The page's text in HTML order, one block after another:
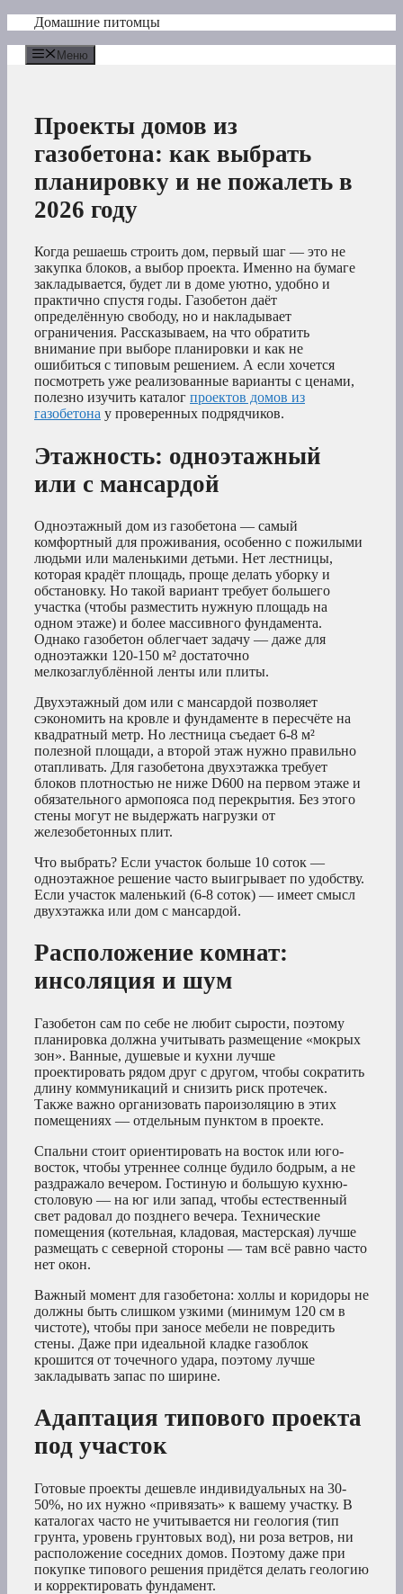
Перейти
содержимому
Домашние питомцы
Меню
Проекты домов из
газобетона: как выбрать
планировку и не пожалеть в
2026 году
Когда решаешь строить дом, первый шаг — это не
закупка блоков, а выбор проекта. Именно на бумаге
закладывается, будет ли в доме уютно, удобно и
практично спустя годы. Газобетон даёт
определённую свободу, но и накладывает
ограничения. Рассказываем, на что обратить
внимание при выборе планировки и как не
ошибиться с типовым решением. А если хочется
посмотреть уже реализованные варианты с ценами,
полезно изучить каталог проектов домов из
газобетона у проверенных подрядчиков.
Этажность: одноэтажный
или с мансардой
Одноэтажный дом из газобетона — самый
комфортный для проживания, особенно с пожилыми
людьми или маленькими детьми. Нет лестницы,
которая крадёт площадь, проще делать уборку и
обстановку. Но такой вариант требует большего
участка (чтобы разместить нужную площадь на
одном этаже) и более массивного фундамента.
Однако газобетон облегчает задачу — даже для
одноэтажки 120-150 м² достаточно
мелкозаглублённой ленты или плиты.
Двухэтажный дом или с мансардой позволяет
сэкономить на кровле и фундаменте в пересчёте на
квадратный метр. Но лестница съедает 6-8 м²
полезной площади, а второй этаж нужно правильно
отапливать. Для газобетона двухэтажка требует
блоков плотностью не ниже D600 на первом этаже и
обязательного армопояса под перекрытия. Без этого
стены могут не выдержать нагрузки от
железобетонных плит.
Что выбрать? Если участок больше 10 соток —
одноэтажное решение часто выигрывает по удобству.
Если участок маленький (6-8 соток) — имеет смысл
двухэтажка или дом с мансардой.
Расположение комнат:
инсоляция и шум
Газобетон сам по себе не любит сырости, поэтому
планировка должна учитывать размещение «мокрых
зон». Ванные, душевые и кухни лучше
проектировать рядом друг с другом, чтобы сократить
длину коммуникаций и снизить риск протечек.
Также важно организовать пароизоляцию в этих
помещениях — отдельным пунктом в проекте.
Спальни стоит ориентировать на восток или юго-
восток, чтобы утреннее солнце будило бодрым, а не
раздражало вечером. Гостиную и большую кухню-
столовую — на юг или запад, чтобы естественный
свет радовал до позднего вечера. Технические
помещения (котельная, кладовая, мастерская) лучше
размещать с северной стороны — там всё равно часто
нет окон.
Важный момент для газобетона: холлы и коридоры не
должны быть слишком узкими (минимум 120 см в
чистоте), чтобы при заносе мебели не повредить
стены. Даже при идеальной кладке газоблок
крошится от точечного удара, поэтому лучше
закладывать запас по ширине.
Адаптация типового проекта
под участок
Готовые проекты дешевле индивидуальных на 30-
50%, но их нужно «привязать» к вашему участку. В
каталогах часто не учитывается ни геология (тип
грунта, уровень грунтовых вод), ни роза ветров, ни
расположение соседних домов. Поэтому даже при
покупке типового решения придётся делать геологию
и корректировать фундамент.